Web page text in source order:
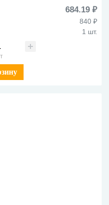
684.19 ₽
840 ₽
1 шт.